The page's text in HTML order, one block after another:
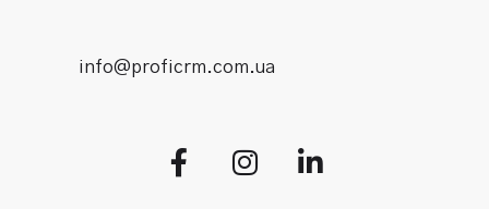
info@proficrm.com.ua